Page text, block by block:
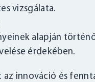
vizsgálata.
alapján
érdekében.
innováció és